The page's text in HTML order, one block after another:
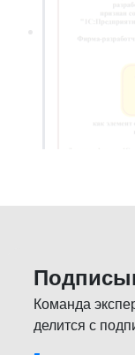
Команда
делится с